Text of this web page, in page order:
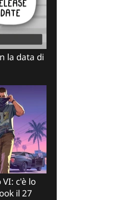
la data di
c'è lo
il 27